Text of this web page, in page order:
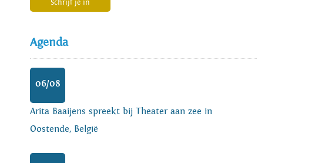
Schrijf je in
Agenda
06/08
Arita Baaijens spreekt bij Theater aan zee in
Oostende, België